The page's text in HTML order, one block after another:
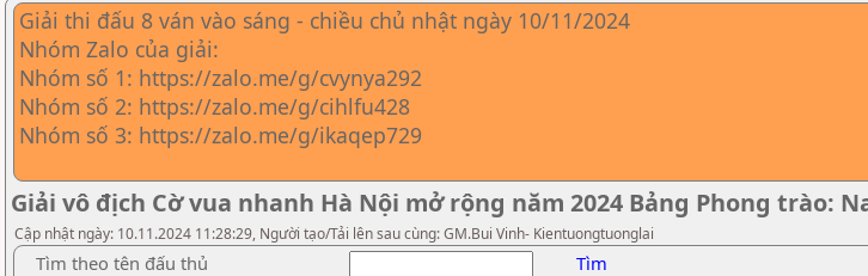
Giải thi đấu 8 ván vào sáng - chiều chủ nhật ngày 10/11/2024
Nhóm Zalo của giải:
Nhóm số 1: https://zalo.me/g/cvynya292
Nhóm số 2: https://zalo.me/g/cihlfu428
Nhóm số 3: https://zalo.me/g/ikaqep729
Giải vô địch Cờ vua nhanh Hà Nội mở rộng năm 2024 Bảng Phong trào:
Cập nhật ngày: 10.11.2024 11:28:29, Người tạo/Tải lên sau cùng: GM.Bui Vinh- Kientuongtuonglai
Tìm theo tên đấu thủ Tìm